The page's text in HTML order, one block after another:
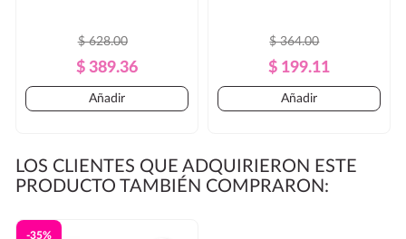
Precio
Regular
$ 628.00
Precio
$ 389.36
Añadir
Precio
Regular
$ 364.00
Precio
$ 199.11
Añadir
LOS CLIENTES QUE ADQUIRIERON ESTE
PRODUCTO TAMBIÉN COMPRARON:
-35%